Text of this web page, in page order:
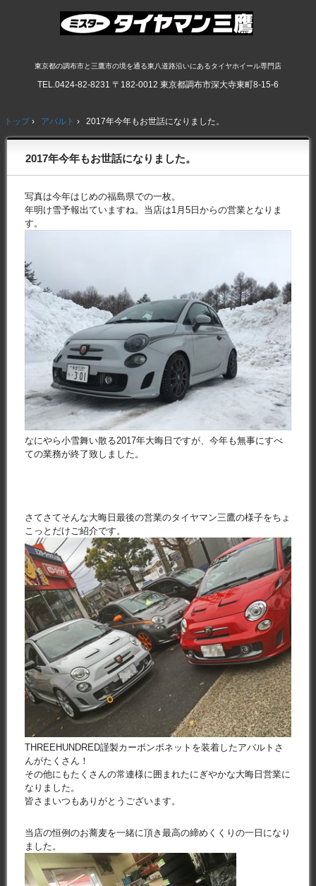
東京都の調布市と三鷹市の境を通る東八道路沿いにあるタイヤホイール専門店
TEL.0424-82-8231 〒182-0012 東京都調布市深大寺東町8-15-6
トップ › アバルト › 2017年今年もお世話になりました。
2017年今年もお世話になりました。
写真は今年はじめの福島県での一枚。
年明け雪予報出ていますね。当店は1月5日からの営業となりま
す。
なにやら小雪舞い散る2017年大晦日ですが、今年も無事にすべ
ての業務が終了致しました。
さてさてそんな大晦日最後の営業のタイヤマン三鷹の様子をちょ
こっとだけご紹介です。
THREEHUNDRED謹製カーボンボネットを装着したアバルトさ
んがたくさん！
その他にもたくさんの常連様に囲まれたにぎやかな大晦日営業に
なりました。
皆さまいつもありがとうございます。
当店の恒例のお蕎麦を一緒に頂き最高の締めくくりの一日になり
ました。